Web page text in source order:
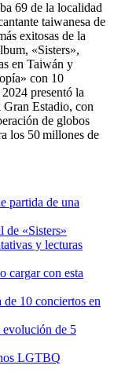
69 de la localidad
taiwanesa de
exitosas de la
«Sisters»,
en Taiwán y
con 10
presentó la
Estadio, con
de globos
los 50 millones de
partida de una
de «Sisters»
y lecturas
cargar con esta
10 conciertos en
de 5
LGTBQ